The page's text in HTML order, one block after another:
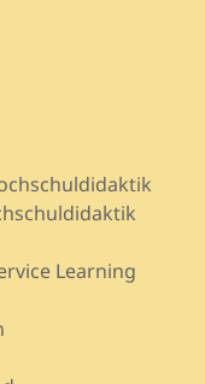
Learning